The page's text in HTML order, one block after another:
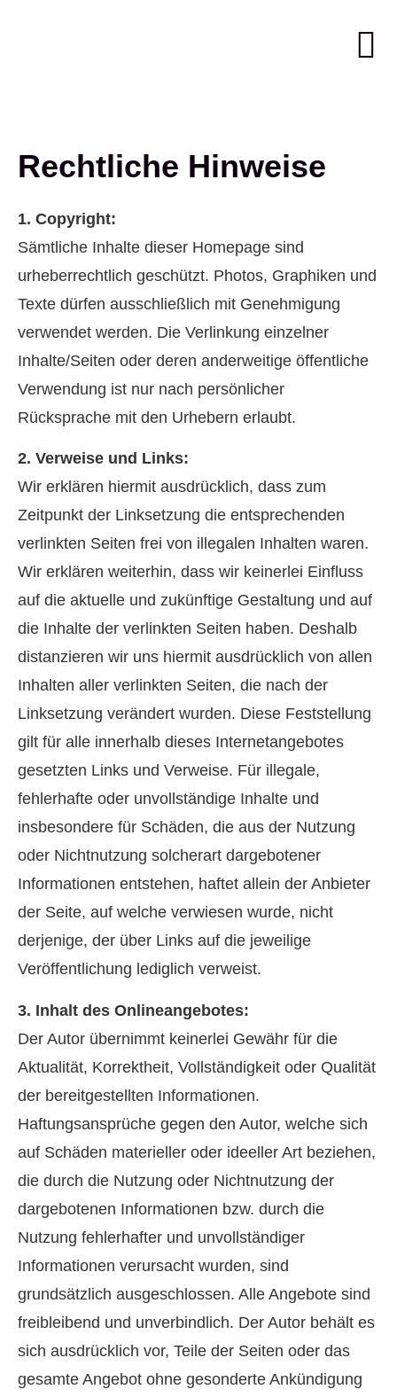
Rechtliche Hinweise
1. Copyright:
Sämtliche Inhalte dieser Homepage sind
urheberrechtlich geschützt. Photos, Graphiken und
Texte dürfen ausschließlich mit Genehmigung
verwendet werden. Die Verlinkung einzelner
Inhalte/Seiten oder deren anderweitige öffentliche
Verwendung ist nur nach persönlicher
Rücksprache mit den Urhebern erlaubt.
2. Verweise und Links:
Wir erklären hiermit ausdrücklich, dass zum
Zeitpunkt der Linksetzung die entsprechenden
verlinkten Seiten frei von illegalen Inhalten waren.
Wir erklären weiterhin, dass wir keinerlei Einfluss
auf die aktuelle und zukünftige Gestaltung und auf
die Inhalte der verlinkten Seiten haben. Deshalb
distanzieren wir uns hiermit ausdrücklich von allen
Inhalten aller verlinkten Seiten, die nach der
Linksetzung verändert wurden. Diese Feststellung
gilt für alle innerhalb dieses Internetangebotes
gesetzten Links und Verweise. Für illegale,
fehlerhafte oder unvollständige Inhalte und
insbesondere für Schäden, die aus der Nutzung
oder Nichtnutzung solcherart dargebotener
Informationen entstehen, haftet allein der Anbieter
der Seite, auf welche verwiesen wurde, nicht
derjenige, der über Links auf die jeweilige
Veröffentlichung lediglich verweist.
3. Inhalt des Onlineangebotes:
Der Autor übernimmt keinerlei Gewähr für die
Aktualität, Korrektheit, Vollständigkeit oder Qualität
der bereitgestellten Informationen.
Haftungsansprüche gegen den Autor, welche sich
auf Schäden materieller oder ideeller Art beziehen,
die durch die Nutzung oder Nichtnutzung der
dargebotenen Informationen bzw. durch die
Nutzung fehlerhafter und unvollständiger
Informationen verursacht wurden, sind
grundsätzlich ausgeschlossen. Alle Angebote sind
freibleibend und unverbindlich. Der Autor behält es
sich ausdrücklich vor, Teile der Seiten oder das
gesamte Angebot ohne gesonderte Ankündigung